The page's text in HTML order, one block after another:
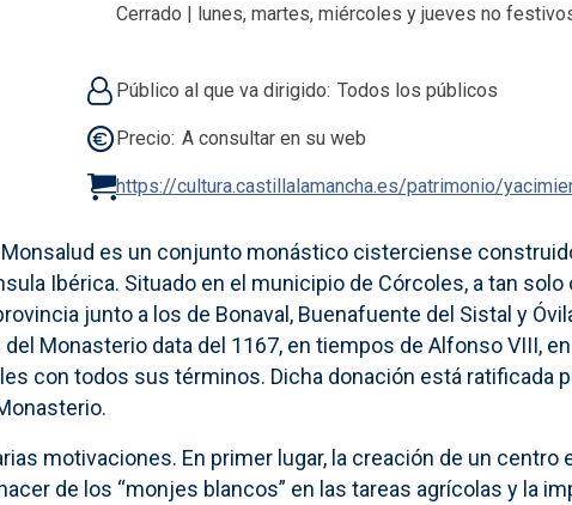
Cerrado | lunes, martes, miércoles y jueves no
Público al que va dirigido Todos los públicos
Precio A consultar en su web
https://cultura.castillalamancha.es/patrimonio/
es un conjunto monástico cisterciense
Ibérica. Situado en el municipio de Córcoles, a tan
junto a los de Bonaval, Buenafuente del Sistal y
Monasterio data del 1167, en tiempos de Alfonso VIII,
con todos sus términos. Dicha donación está ratificada
motivaciones. En primer lugar, la creación de un
de los “monjes blancos” en las tareas agrícolas y la